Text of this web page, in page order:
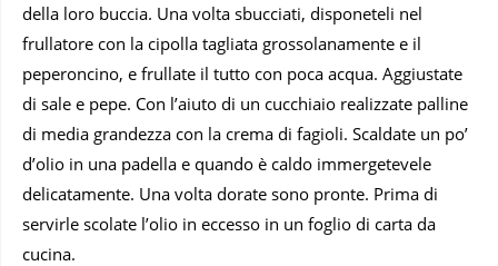
della loro buccia. Una volta sbucciati, disponeteli nel
frullatore con la cipolla tagliata grossolanamente e il
peperoncino, e frullate il tutto con poca acqua. Aggiustate
di sale e pepe. Con l’aiuto di un cucchiaio realizzate palline
di media grandezza con la crema di fagioli. Scaldate un po’
d’olio in una padella e quando è caldo immergetevele
delicatamente. Una volta dorate sono pronte. Prima di
servirle scolate l’olio in eccesso in un foglio di carta da
cucina.